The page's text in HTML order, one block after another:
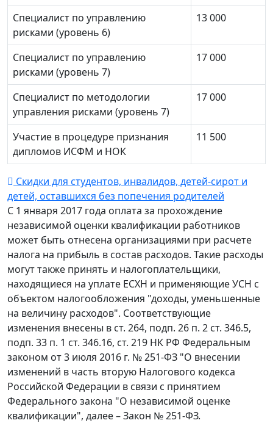
Специалист по управлению
рисками (уровень 6)
13 000
Специалист по управлению
рисками (уровень 7)
17 000
Специалист по методологии
управления рисками (уровень 7)
17 000
Участие в процедуре признания
дипломов ИСФМ и НОК
11 500
Скидки для студентов, инвалидов, детей-сирот и
детей, оставшихся без попечения родителей
С 1 января 2017 года оплата за прохождение
независимой оценки квалификации работников
может быть отнесена организациями при расчете
налога на прибыль в состав расходов. Такие расходы
могут также принять и налогоплательщики,
находящиеся на уплате ЕСХН и применяющие УСН с
объектом налогообложения "доходы, уменьшенные
на величину расходов". Соответствующие
изменения внесены в ст. 264, подп. 26 п. 2 ст. 346.5,
подп. 33 п. 1 ст. 346.16, ст. 219 НК РФ Федеральным
законом от 3 июля 2016 г. № 251-ФЗ "О внесении
изменений в часть вторую Налогового кодекса
Российской Федерации в связи с принятием
Федерального закона "О независимой оценке
квалификации", далее – Закон № 251-ФЗ.